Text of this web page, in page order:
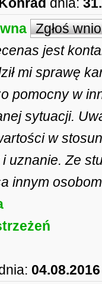
Zgłoś
jest
mi sprawę
pomocny w
sytuacji.
w
uznanie. Ze
innym